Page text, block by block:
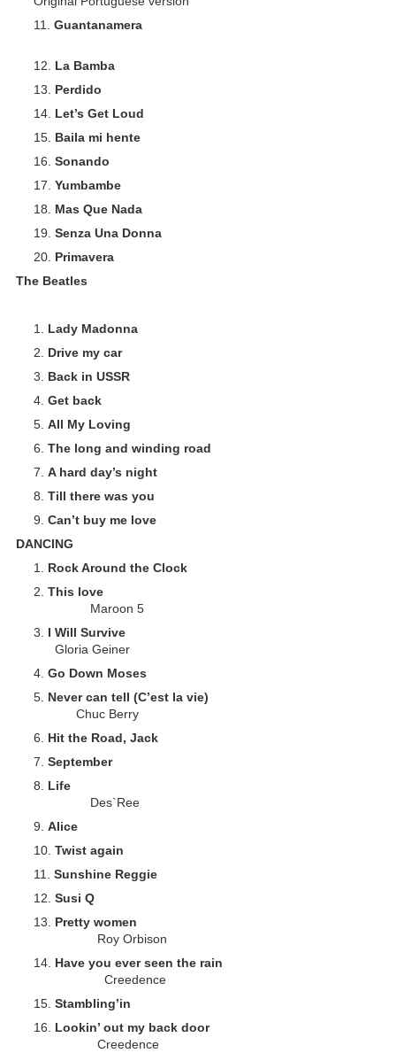
Guantanamera
La Bamba
Perdido
Let’s Get Loud
Baila mi hente
Sonando
Yumbambe
Mas Que Nada
Senza Una Donna
Primavera
The Beatles
Lady Madonna
Drive my car
Back in USSR
Get back
All My Loving
The long and winding road
A hard day’s night
Till there was you
Can’t buy me love
DANCING
Rock Around the Clock
This love
Maroon 5
I Will Survive
Gloria Geiner
Go Down Moses
Never can tell (C’est la vie)
Chuc Berry
Hit the Road, Jack
September
Life
Des`Ree
Alice
Twist again
Sunshine Reggie
Susi Q
Pretty women
Roy Orbison
Have you ever seen the rain
Creedence
Stambling’in
Lookin’ out my back door
Creedence